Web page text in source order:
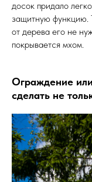
досок придало
защитную функцию.
от дерева его не
покрывается мхом.
Ограждение
сделать не